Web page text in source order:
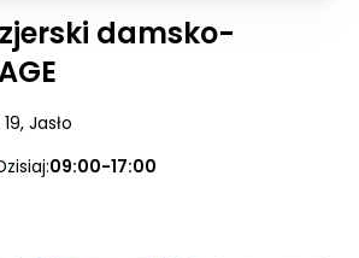
damsko-
, Jasło
09:00-17:00